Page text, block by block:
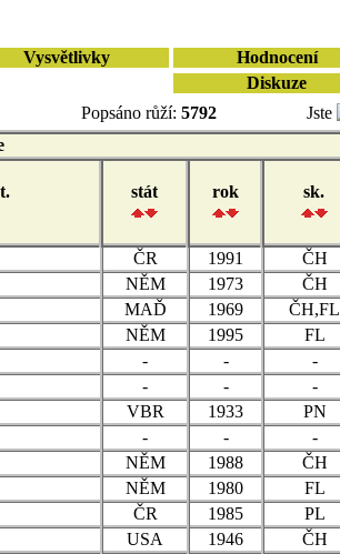
Vysvětlivky Hodnocení
Diskuze
Popsáno růží: 5792 Jste
stát rok sk.
ČR 1991 ČH
NĚM 1973 ČH
MAĎ 1969 ČH,FL
NĚM 1995 FL
- - -
- - -
VBR 1933 PN
- - -
NĚM 1988 ČH
NĚM 1980 FL
ČR 1985 PL
USA 1946 ČH